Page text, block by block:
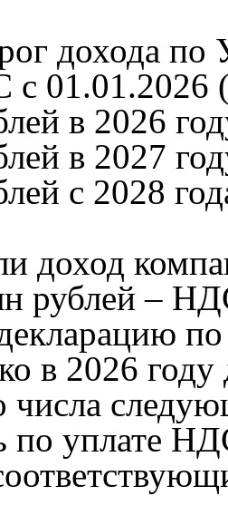
дохода по
01.01.2026
в 2026
в 2027
с 2028
доход
рублей –
в 2026
числа
по уплате